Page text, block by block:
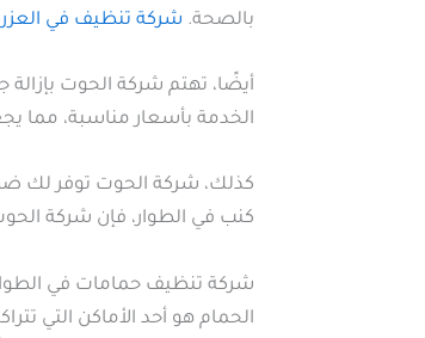
بالصحة. شركة تنظيف في
أيضًا، تهتم شركة الحوت
الخدمة بأسعار مناسبة، مما
كذلك، شركة الحوت توفر لك
كنب في الطوار، فإن شركة
شركة تنظيف حمامات في
الحمام هو أحد الأماكن التي